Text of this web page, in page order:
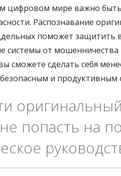
цифровом мире важно
Распознавание
поможет
системы от мошенничества
сможете сделать себя
безопасным и
попасть на